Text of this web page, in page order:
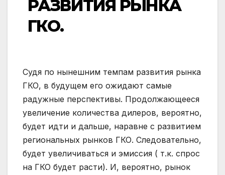
РАЗВИТИЯ РЫНКА
ГКО.
Судя по нынешним темпам развития рынка
ГКО, в будущем его ожидают самые
радужные перспективы. Продолжающееся
увеличение количества дилеров, вероятно,
будет идти и дальше, наравне с развитием
региональных рынков ГКО. Следовательно,
будет увеличиваться и эмиссия ( т.к. спрос
на ГКО будет расти). И, вероятно, рынок